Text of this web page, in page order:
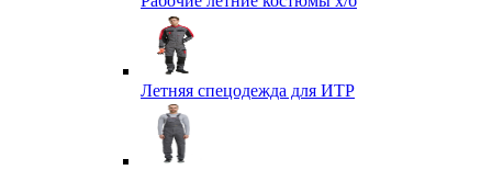
Летняя спецодежда для ИТР